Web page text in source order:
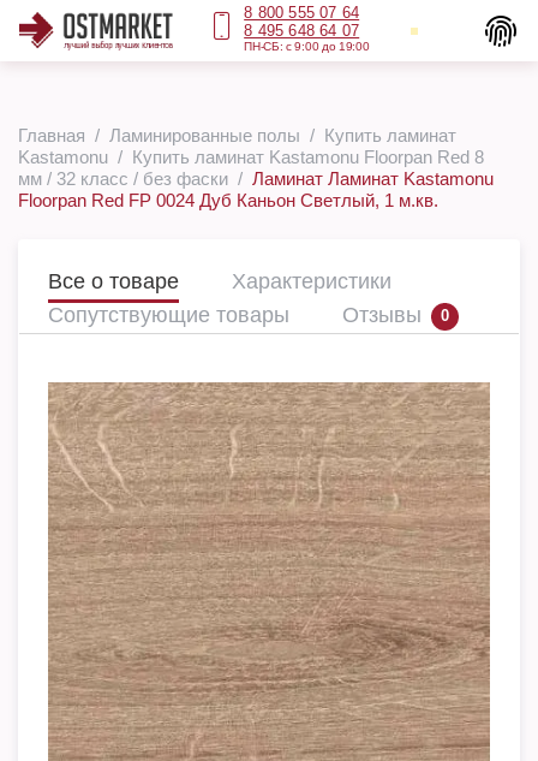
8 800 555 07 64
8 495 648 64 07
ПН-СБ: с 9:00 до 19:00
Главная Ламинированные полы
Купить ламинат
Kastamonu
Купить ламинат Kastamonu Floorpan Red 8
мм / 32 класс / без фаски
Ламинат Ламинат Kastamonu
Floorpan Red FP 0024 Дуб Каньон Светлый, 1 м.кв.
Все о товаре
Характеристики
Сопутствующие товары
Отзывы 0